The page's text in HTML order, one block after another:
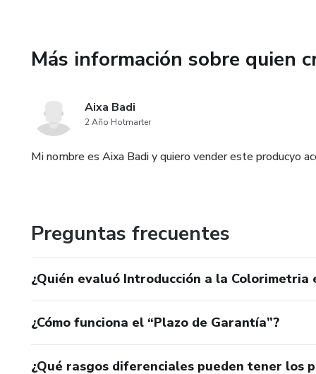
según el color ✔️Cuidados y
Más información sobre quien
Aixa Badi
2 Año Hotmarter
Mi nombre es Aixa Badi y quiero vender este producyo
Preguntas frecuentes
¿Quién evaluó Introducción a la Colorimetria
¿Cómo funciona el “Plazo de Garantía”?
¿Qué rasgos diferenciales pueden tener los